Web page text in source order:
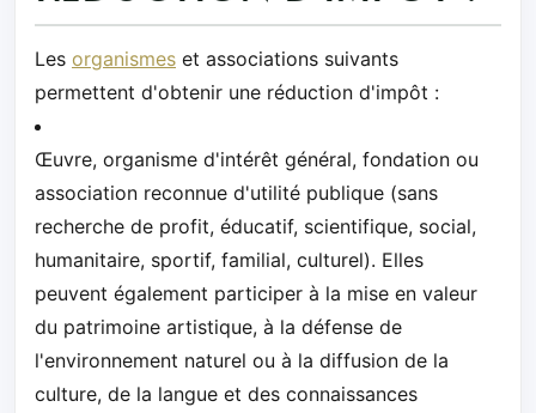
Les organismes et associations suivants
permettent d'obtenir une réduction d'impôt :
Œuvre, organisme d'intérêt général, fondation ou
association reconnue d'utilité publique (sans
recherche de profit, éducatif, scientifique, social,
humanitaire, sportif, familial, culturel). Elles
peuvent également participer à la mise en valeur
du patrimoine artistique, à la défense de
l'environnement naturel ou à la diffusion de la
culture, de la langue et des connaissances